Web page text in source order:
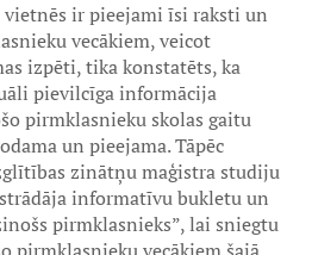
vietnēs ir pieejami īsi raksti un
vecākiem, veicot
izpēti, tika konstatēts, ka
pievilcīga informācija
pirmklasnieku skolas gaitu
un pieejama. Tāpēc
zinātņu maģistra studiju
informatīvu bukletu un
pirmklasnieks”, lai sniegtu